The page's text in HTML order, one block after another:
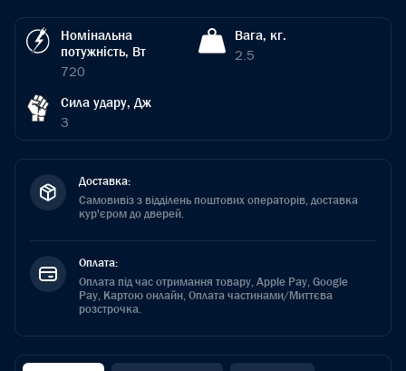
Номінальна
потужність, Вт
720
Вага, кг.
2.5
Сила удару, Дж
3
Доставка:
Самовивіз з відділень поштових операторів, доставка
кур'єром до дверей.
Оплата:
Оплата під час отримання товару, Apple Pay, Google
Pay, Картою онлайн, Оплата частинами/Миттєва
розстрочка.